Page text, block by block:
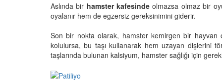
Aslında bir hamster kafesindeolmazsa olmaz bir
oyalanır hem de egzersiz gereksinimini giderir.
Son bir nokta olarak, hamster kemirgen bir
kolulursa, bu taşı kullanarak hem uzayan dişlerini
taşlarında bulunan kalsiyum, hamster sağlığı için